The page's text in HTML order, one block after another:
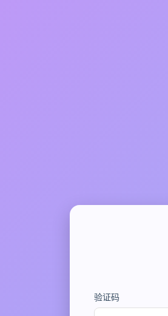
验证码